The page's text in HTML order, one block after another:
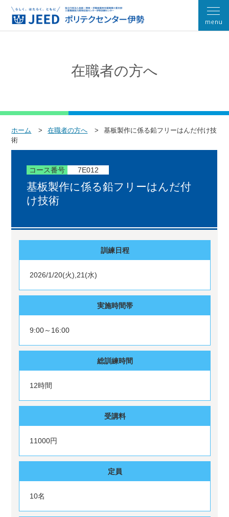
在職者の方へ
ホーム 在職者の方へ
基板製作に係る鉛フリーはんだ付け技
術
コース番号 7E012
基板製作に係る鉛フリーはんだ付
け技術
訓練日程
2026/1/20(火),21(水)
実施時間帯
9:00～16:00
総訓練時間
12時間
受講料
11000円
定員
10名